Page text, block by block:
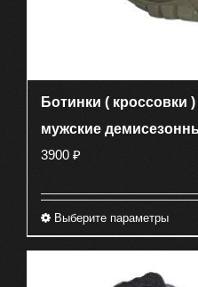
Ботинки ( кроссовки
мужские
3900 ₽
Выберите параметрыЭтот